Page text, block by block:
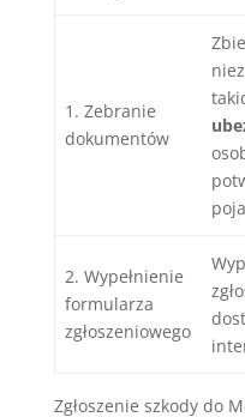
1. Zebranie
dokumentów
2. Wypełnienie
formularza
zgłoszeniowego
Zgłoszenie szkody do